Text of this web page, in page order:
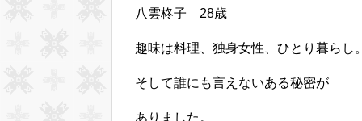
八雲柊子 28歳
趣味は料理、独身女性、ひとり暮らし
そして誰にも言えないある秘密が
ありました。